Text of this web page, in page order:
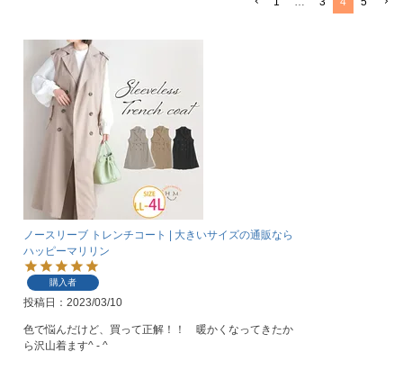
ノースリーブ トレンチコート | 大きいサイズの通販なら
ハッピーマリリン
購入者
投稿日 2023/03/10
色で悩んだけど、買って正解！！　暖かくなってきたか
ら沢山着ます^ - ^